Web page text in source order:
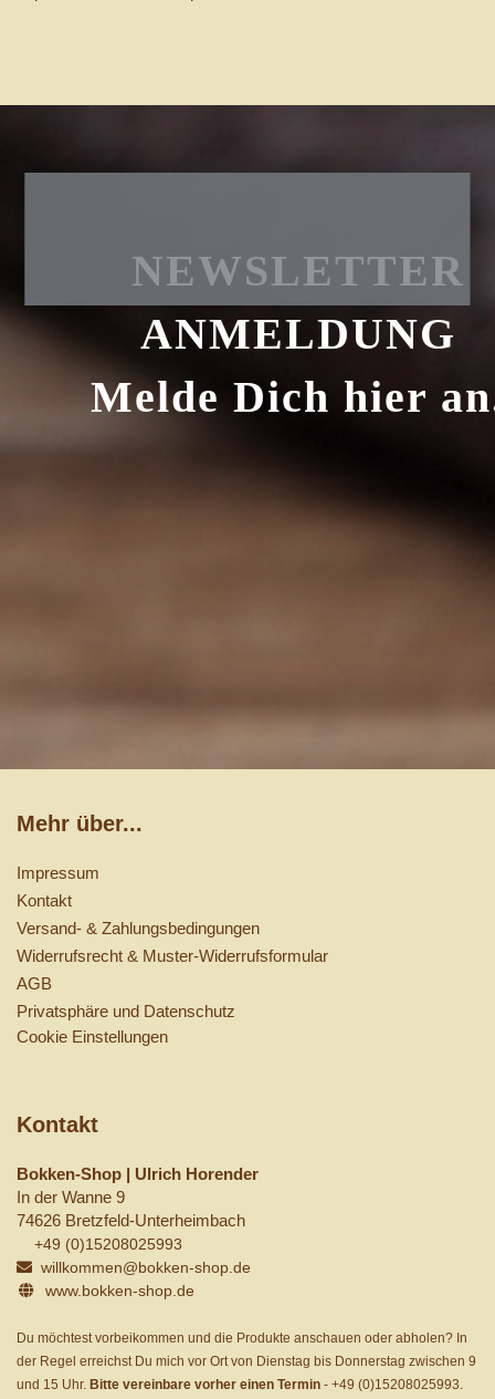
NEWSLETTER
ANMELDUNG
Melde Dich hier
Mehr über...
Impressum
Kontakt
Versand- & Zahlungsbedingungen
Widerrufsrecht & Muster-Widerrufsformular
AGB
Privatsphäre und Datenschutz
Cookie Einstellungen
Kontakt
Bokken-Shop | Ulrich Horender
In der Wanne 9
74626 Bretzfeld-Unterheimbach
+49 (0)15208025993
willkommen@bokken-shop.de
www.bokken-shop.de
Du möchtest vorbeikommen und die Produkte anschauen oder abholen? In
der Regel erreichst Du mich vor Ort von Dienstag bis Donnerstag zwischen 9
und 15 Uhr. Bitte vereinbare vorher einen Termin - +49 (0)15208025993.